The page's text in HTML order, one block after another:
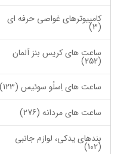
کامپیوترهای غواصی حرفه ای
(3)
ساعت های کریس بنز آلمان
(252)
ساعت های اِسلُو سوئیس (123)
ساعت های مردانه (276)
بندهای یدکی، لوازم جانبی
(102)